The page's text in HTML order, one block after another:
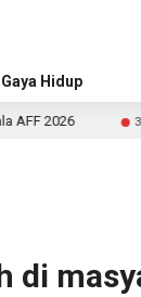
Gaya Hidup
3 jam lalu Kejari
di